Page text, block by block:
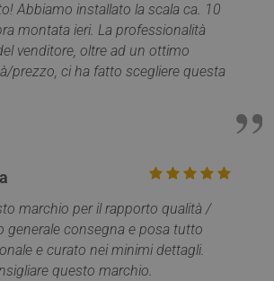
Abbiamo installato la scala ca. 10
montata ieri. La professionalità
venditore, oltre ad un ottimo
prezzo, ci ha fatto scegliere questa
marchio per il rapporto qualità /
generale consegna e posa tutto
e curato nei minimi dettagli.
questo marchio.
software di
analisi Microsoft
Clarity. Viene
informazioni
visualizzazioni di
pagina in una
di analisi.